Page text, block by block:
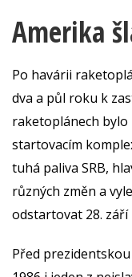
Amerika
Po havárii
dva a půl roku k
raketoplánech bylo
startovacím
tuhá paliva SRB,
různých změn a
odstartovat 28. září
Před